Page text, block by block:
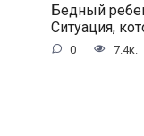
Бедный
Ситуация,
0 7.4к.